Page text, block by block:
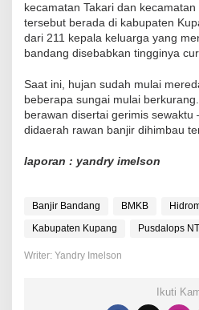
kecamatan Takari dan
tersebut berada di kabupaten
dari 211 kepala keluarga yang
bandang disebabkan tingginya
Saat ini, hujan sudah mulai
beberapa sungai mulai
berawan disertai gerimis sewaktu
didaerah rawan banjir dihimbau
laporan : yandry imelson
Banjir Bandang BMKB
Kabupaten Kupang
Pusdalops
Writer: Yandry Imelson
Ikuti